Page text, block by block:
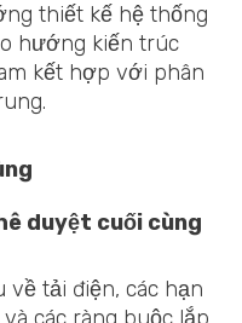
thiết kế hệ thống
hướng kiến trúc
kết hợp với phân
duyệt cuối cùng
về tải điện, các hạn